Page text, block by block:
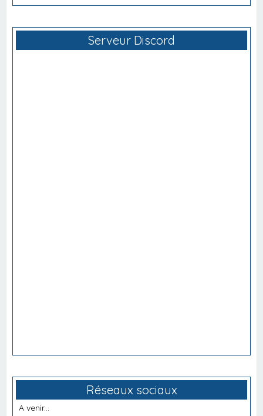
Serveur Discord
Réseaux sociaux
A venir...